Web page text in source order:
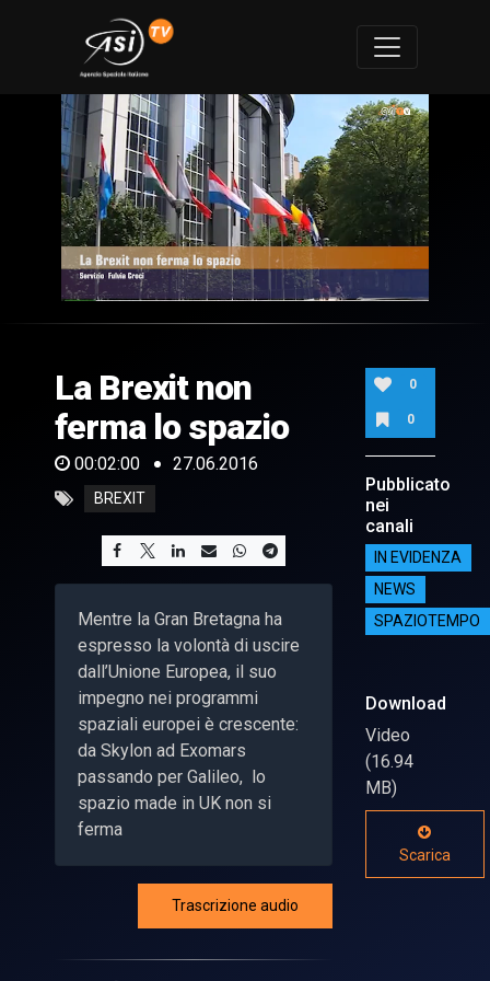
of
0
La Brexit non
ferma lo spazio
00:02:00 27.06.2016
BREXIT
Mentre la Gran Bretagna ha
espresso la volontà di uscire
dall’Unione Europea, il suo
impegno nei programmi
spaziali europei è crescente:
da Skylon ad Exomars
passando per Galileo, lo
spazio made in UK non si
ferma
Trascrizione audio
0
0
Pubblicato
nei
canali
IN EVIDENZA
NEWS
SPAZIOTEMPO
Download
Video
(16.94
MB)
Scarica